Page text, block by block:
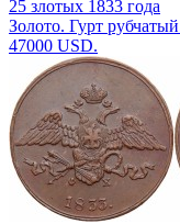
25 злотых 1833 года
Золото. Гурт
47000 USD.